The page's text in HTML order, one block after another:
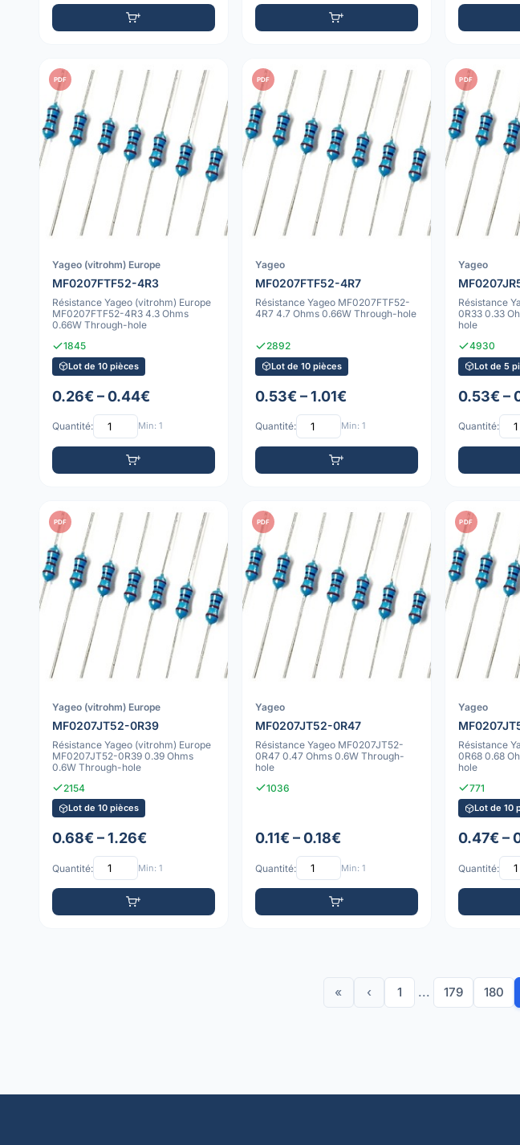
PDF
Yageo (vitrohm) Europe
MF0207FTF52-4R3
Résistance Yageo (vitrohm) Europe
MF0207FTF52-4R3 4.3 Ohms
0.66W Through-hole
1845
Lot de 10 pièces
0.26€ – 0.44€
Quantité: Min: 1
PDF
Yageo
MF0207FTF52-4R7
Résistance Yageo MF0207FTF52-
4R7 4.7 Ohms 0.66W Through-hole
2892
Lot de 10 pièces
0.53€ – 1.01€
Quantité: Min: 1
PDF
Yageo
Résistance
0R33 0.33
hole
4930
Lot de 5
0.53€ –
Quantité:
PDF
Yageo (vitrohm) Europe
MF0207JT52-0R39
Résistance Yageo (vitrohm) Europe
MF0207JT52-0R39 0.39 Ohms
0.6W Through-hole
2154
Lot de 10 pièces
0.68€ – 1.26€
Quantité: Min: 1
PDF
Yageo
MF0207JT52-0R47
Résistance Yageo MF0207JT52-
0R47 0.47 Ohms 0.6W Through-
hole
1036
0.11€ – 0.18€
Quantité: Min: 1
PDF
Yageo
Résistance
0R68 0.68
hole
771
Lot de 10
0.47€ –
Quantité:
« ‹ 1 ... 179 180